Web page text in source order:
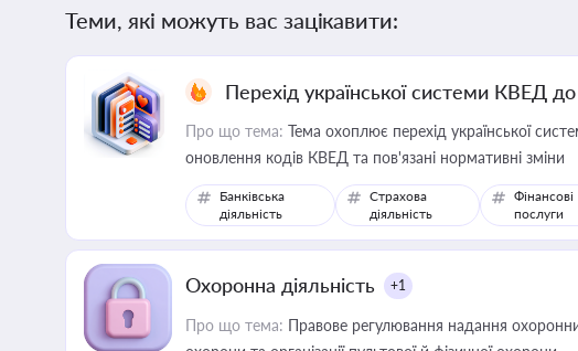
Теми, які можуть вас зацікавити:
Перехід української системи КВЕД
Про що тема: Тема охоплює перехід української
оновлення кодів КВЕД та пов'язані нормативні зміни
Банківська
діяльність
Страхова
діяльність
Фінансові
послуги
Охоронна діяльність +1
Про що тема: Правове регулювання надання